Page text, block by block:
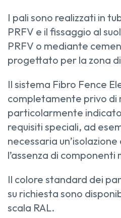
I pali sono realizzati in
PRFV e il fissaggio al
PRFV o mediante
progettato per la zona
Il sistema Fibro Fence
completamente privo di
particolarmente
requisiti speciali, ad
necessaria
l’assenza di componenti
Il colore standard dei
su richiesta sono
scala RAL.